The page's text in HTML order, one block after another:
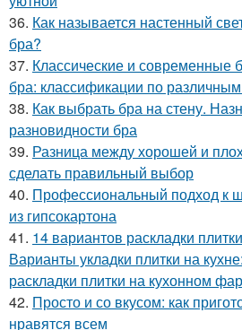
36. Как называется настенный
бра?
37. Классические и современные
бра: классификации по
38. Как выбрать бра на стену.
разновидности бра
39. Разница между хорошей и
сделать правильный выбор
40. Профессиональный подход к
из гипсокартона
41. 14 вариантов раскладки
Варианты укладки плитки на
раскладки плитки на кухонном
42. Просто и со вкусом: как
нравятся всем